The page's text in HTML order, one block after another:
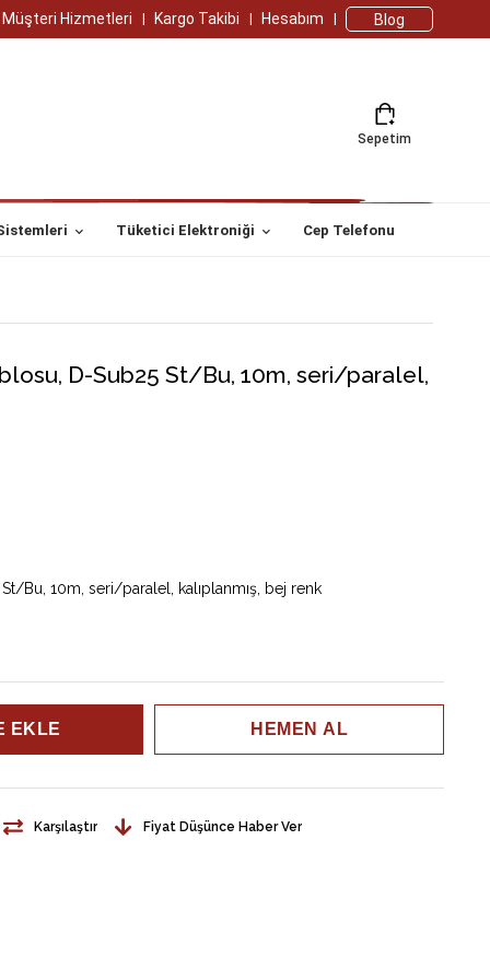
Müşteri Hizmetleri Kargo Takibi Hesabım Blog
Sepetim
Tüketici Elektroniği Cep Telefonu
D-Sub25 St/Bu, 10m, seri/paralel,
Bu, 10m, seri/paralel, kalıplanmış, bej renk
Karşılaştır Fiyat Düşünce Haber Ver